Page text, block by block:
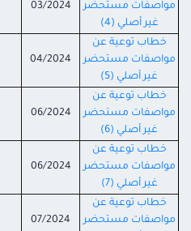
مواصفات مستحضر
غير أصلي (4)
03/2024
خطاب توعية عن
مواصفات مستحضر
غير أصلي (5)
04/2024
خطاب توعية عن
مواصفات مستحضر
غير أصلي (6)
06/2024
خطاب توعية عن
مواصفات مستحضر
غير أصلي (7)
06/2024
خطاب توعية عن
مواصفات مستحضر
07/2024